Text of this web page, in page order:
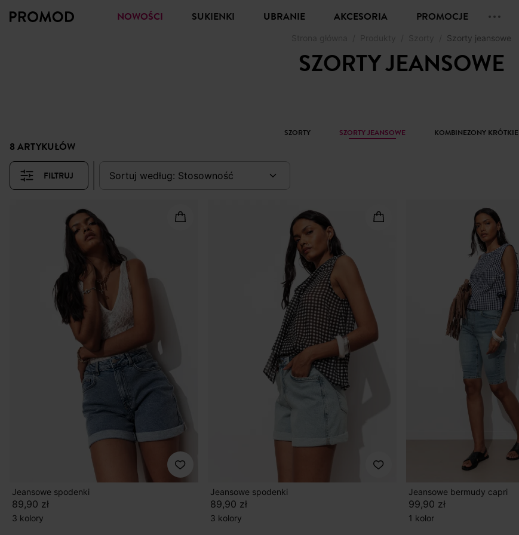
NOWOŚCI SUKIENKI UBRANIE AKCESORIA PROMOCJE
Szorty jeansowe
SZORTY JEANSOWE
SZORTY SZORTY JEANSOWE KOMBINEZONY KRÓTKIE
8 ARTYKUŁÓW
FILTRUJ sortuj według: stosowność
Jeansowe spodenki
89,90 zł
3 kolory
Jeansowe spodenki
89,90 zł
3 kolory
Jeansowe bermudy capri
99,90 zł
1 kolor